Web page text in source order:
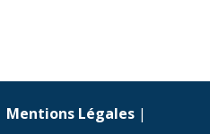
Mentions Légales|